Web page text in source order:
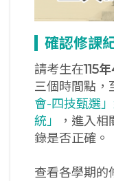
確認修課
請考生在115
三個時間點，
會-四技甄選
統」
，進入
錄是否正確。
查看各學期的